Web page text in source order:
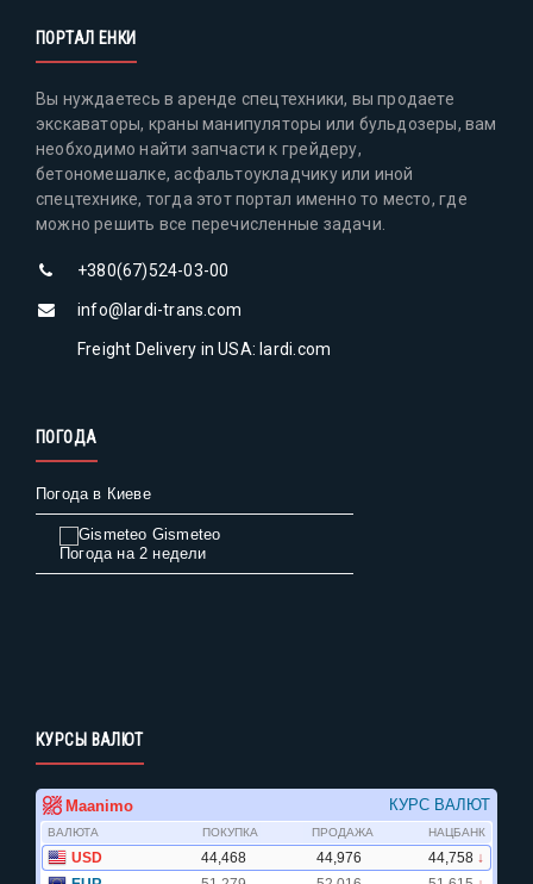
ПОРТАЛ ЕНКИ
Вы нуждаетесь в аренде спецтехники, вы продаете
экскаваторы, краны манипуляторы или бульдозеры, вам
необходимо найти запчасти к грейдеру,
бетономешалке, асфальтоукладчику или иной
спецтехнике, тогда этот портал именно то место, где
можно решить все перечисленные задачи.
+380(67)524-03-00
info@lardi-trans.com
Freight Delivery in USA: lardi.com
ПОГОДА
Погода в Киеве
Gismeteo
Погода на 2 недели
КУРСЫ ВАЛЮТ